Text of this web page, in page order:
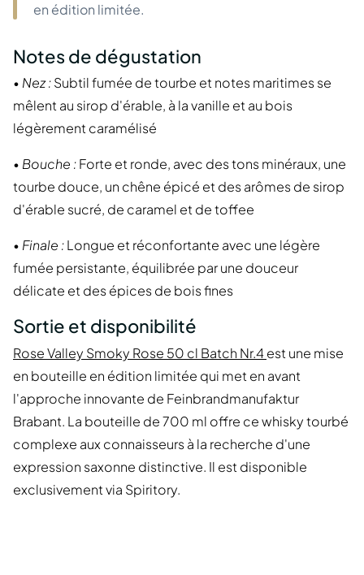
en édition limitée.
Notes de dégustation
• Nez :Subtil fumée de tourbe et notes maritimes se
mêlent au sirop d'érable, à la vanille et au bois
légèrement caramélisé
• Bouche :Forte et ronde, avec des tons minéraux, une
tourbe douce, un chêne épicé et des arômes de sirop
d'érable sucré, de caramel et de toffee
• Finale :Longue et réconfortante avec une légère
fumée persistante, équilibrée par une douceur
délicate et des épices de bois fines
Sortie et disponibilité
Rose Valley Smoky Rose 50 cl Batch Nr.4est une mise
en bouteille en édition limitée qui met en avant
l'approche innovante de Feinbrandmanufaktur
Brabant. La bouteille de 700 ml offre ce whisky tourbé
complexe aux connaisseurs à la recherche d'une
expression saxonne distinctive. Il est disponible
exclusivement via Spiritory.